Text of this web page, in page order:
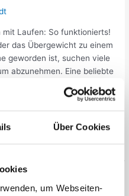
Über Cookies
um Webseiten-
mit Laufen: So funktionierts!
das Übergewicht zu einem
geworden ist, suchen viele
abzunehmen. Eine beliebte
zu verbrennen und
ist das